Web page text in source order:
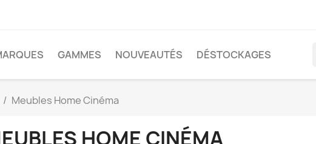
GAMMES NOUVEAUTÉS DÉSTOCKAGES
Meubles Home Cinéma
HOME CINÉMA